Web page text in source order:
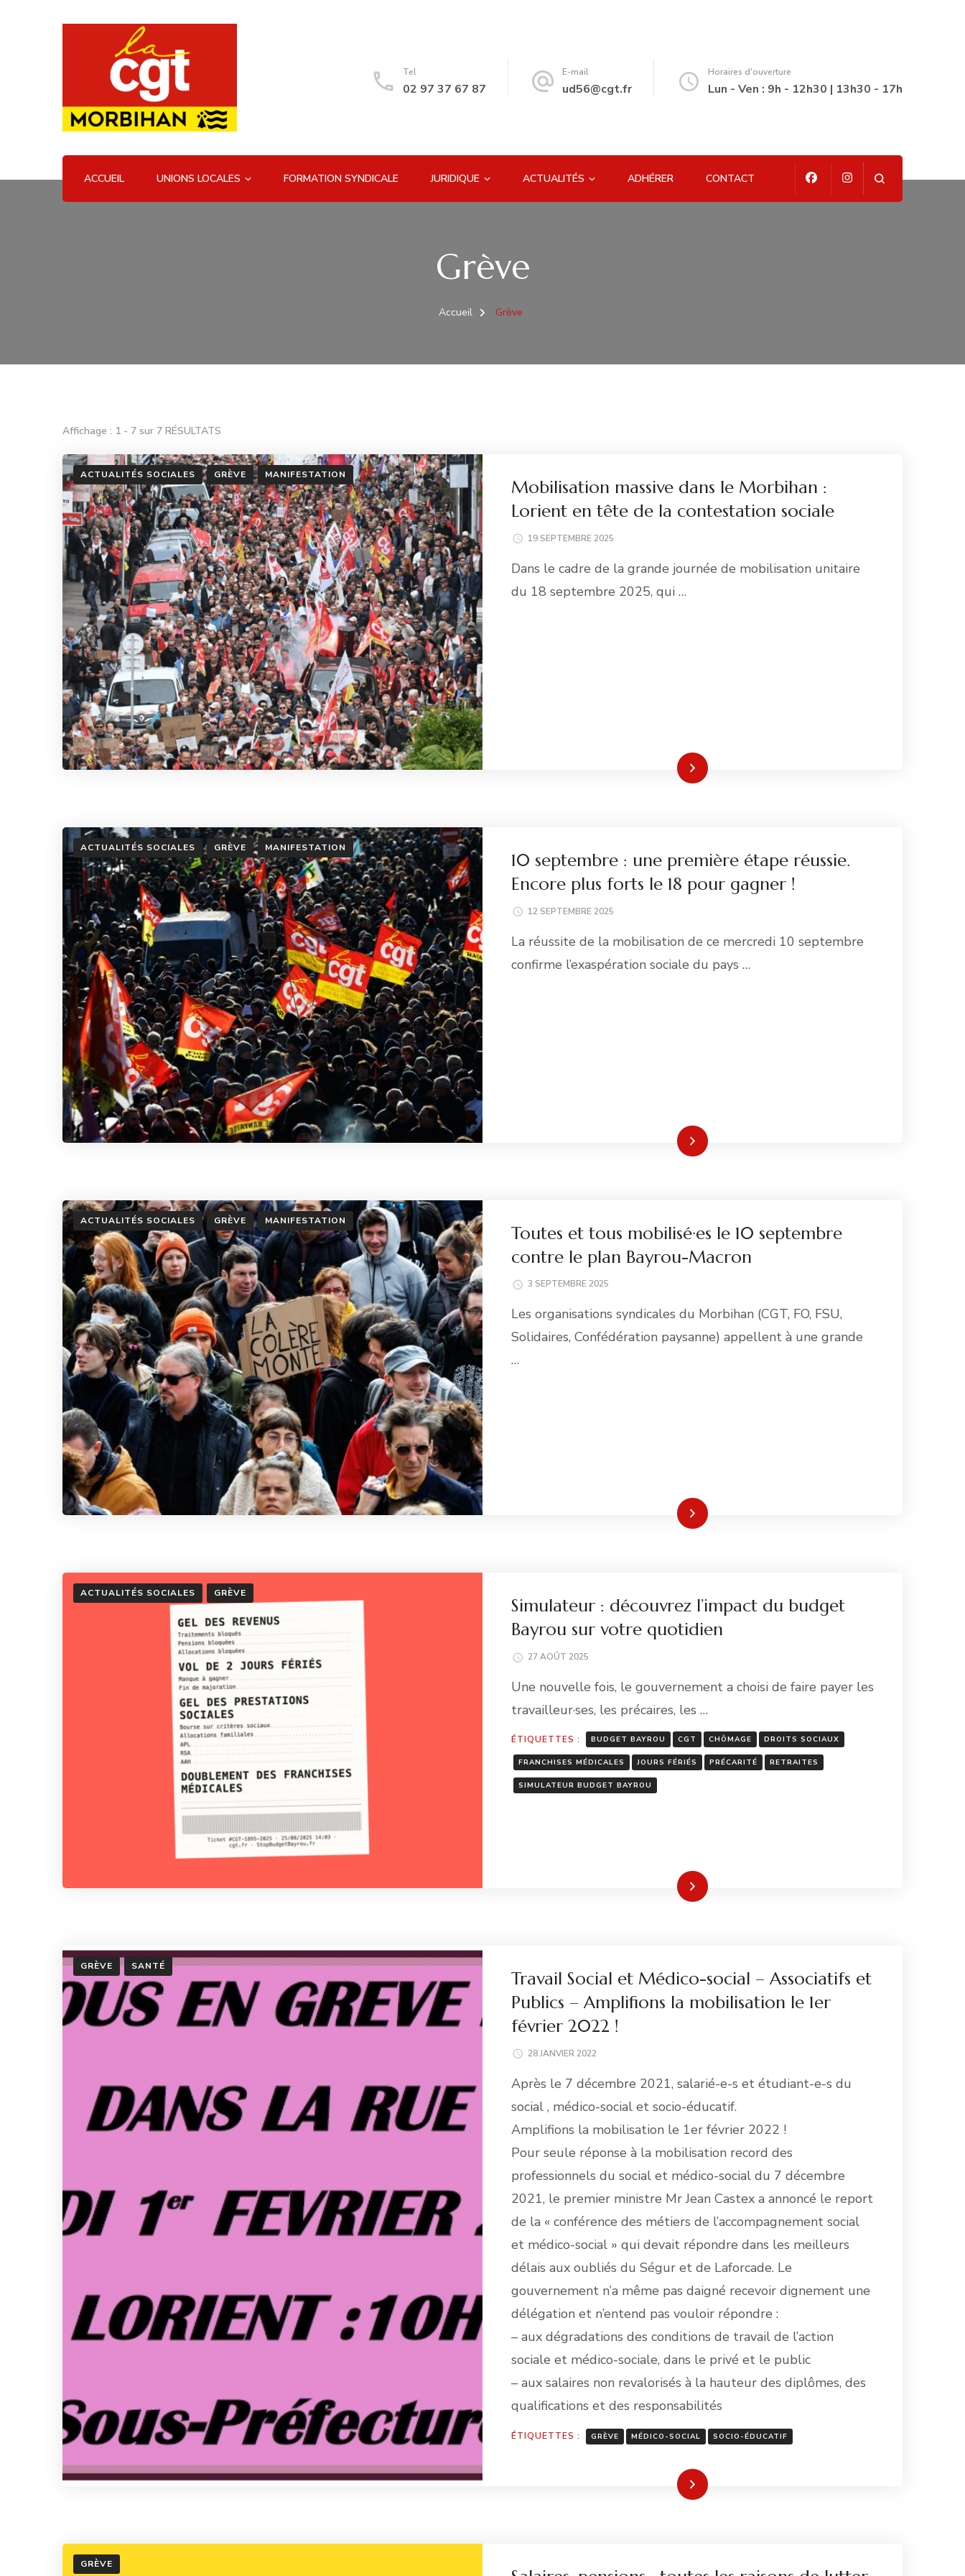
UD CGT 56
Tel
02 97 37 67 87
E-mail
ud56@cgt.fr
Horaires d'ouverture
Lun - Ven : 9h - 12h30 | 13h30 - 17h
ACCUEIL UNIONS LOCALES FORMATION SYNDICALE JURIDIQUE ACTUALITÉS ADHÉRER CONTACT
Grève
Accueil Grève
Affichage : 1 - 7 sur 7 RÉSULTATS
ACTUALITÉS SOCIALES GRÈVE MANIFESTATION
Mobilisation massive dans le Morbihan :
Lorient en tête de la contestation sociale
19 SEPTEMBRE 2025
Dans le cadre de la grande journée de mobilisation unitaire
du 18 septembre 2025, qui …
Lire la suite
ACTUALITÉS SOCIALES GRÈVE MANIFESTATION
10 septembre : une première étape réussie.
Encore plus forts le 18 pour gagner !
12 SEPTEMBRE 2025
La réussite de la mobilisation de ce mercredi 10 septembre
confirme l’exaspération sociale du pays …
Lire la suite
ACTUALITÉS SOCIALES GRÈVE MANIFESTATION
Toutes et tous mobilisé·es le 10 septembre
contre le plan Bayrou-Macron
3 SEPTEMBRE 2025
Les organisations syndicales du Morbihan (CGT, FO, FSU,
Solidaires, Confédération paysanne) appellent à une grande
…
Lire la suite
ACTUALITÉS SOCIALES GRÈVE
Simulateur : découvrez l’impact du budget
Bayrou sur votre quotidien
27 AOÛT 2025
Une nouvelle fois, le gouvernement a choisi de faire payer les
travailleur·ses, les précaires, les …
ÉTIQUETTES : BUDGET BAYROU CGT CHÔMAGE DROITS SOCIAUX
FRANCHISES MÉDICALES JOURS FÉRIÉS PRÉCARITÉ RETRAITES
SIMULATEUR BUDGET BAYROU
Lire la suite
GRÈVE SANTÉ
Travail Social et Médico-social – Associatifs et
Publics – Amplifions la mobilisation le 1er
février 2022 !
28 JANVIER 2022
Après le 7 décembre 2021, salarié-e-s et étudiant-e-s du
social , médico-social et socio-éducatif.
Amplifions la mobilisation le 1er février 2022 !
Pour seule réponse à la mobilisation record des
professionnels du social et médico-social du 7 décembre
2021, le premier ministre Mr Jean Castex a annoncé le report
de la « conférence des métiers de l’accompagnement social
et médico-social » qui devait répondre dans les meilleurs
délais aux oubliés du Ségur et de Laforcade. Le
gouvernement n’a même pas daigné recevoir dignement une
délégation et n’entend pas vouloir répondre :
– aux dégradations des conditions de travail de l’action
sociale et médico-sociale, dans le privé et le public
– aux salaires non revalorisés à la hauteur des diplômes, des
qualifications et des responsabilités
ÉTIQUETTES : GRÈVE MÉDICO-SOCIAL SOCIO-ÉDUCATIF
Lire la suite
GRÈVE